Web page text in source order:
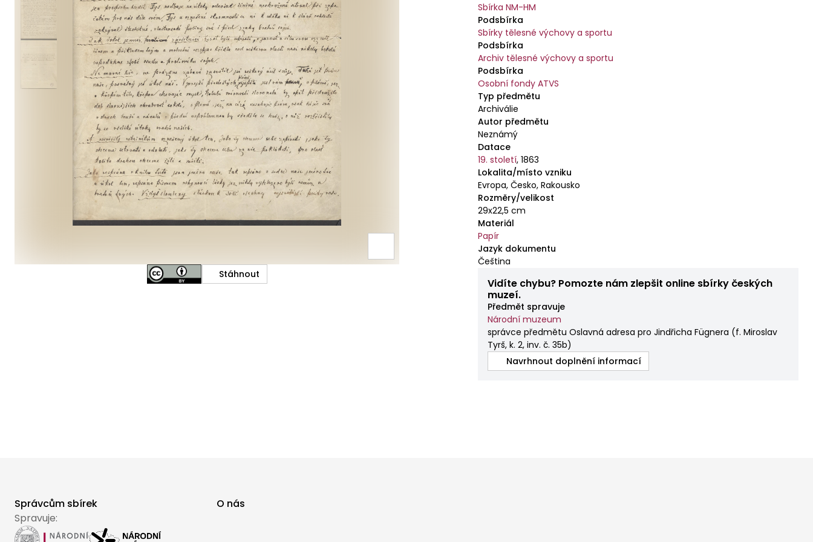
Sbírka NM-HM
Podsbírka
Sbírky tělesné výchovy a sportu
Podsbírka
Archiv tělesné výchovy a sportu
Podsbírka
Osobní fondy ATVS
Typ předmětu
Archiválie
Autor předmětu
Neznámý
Datace
19. století,1863
Lokalita/místo vzniku
Evropa, Česko, Rakousko
Rozměry/velikost
29x22,5 cm
Materiál
Papír
Jazyk dokumentu
Čeština
Vidíte chybu? Pomozte nám zlepšit online sbírky českých
muzeí.
Předmět spravuje
Národní muzeum
správce předmětu Oslavná adresa pro Jindřicha Fügnera (f. Miroslav
Tyrš, k. 2, inv. č. 35b)
Navrhnout doplnění informací
Stáhnout
Správcům sbírek
O nás
Spravuje: